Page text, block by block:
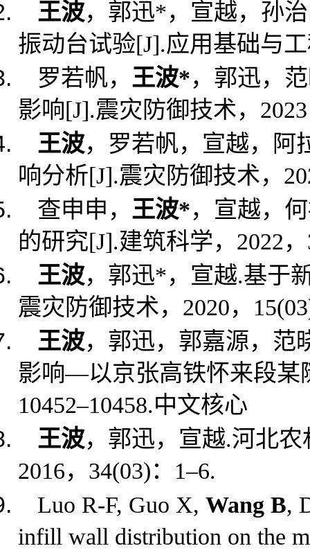
王波，郭迅*，宣越，孙
振动台试验[J].应用基础与
罗若帆， 王波*，郭迅，
影响[J].震灾防御技术， 2023
王波，罗若帆，宣越，阿
响分析[J].震灾防御技术，
查申申， 王波*，宣越，
的研究[J].建筑科学， 2022，
王波，郭迅*，宣越.基于
震灾防御技术， 2020，
王波，郭迅，郭嘉源，范
影响—以京张高铁怀来段某
10452–10458.中文核心
王波，郭迅，宣越.河北农
2016， 34(03)： 1–6.
Luo R-F, Guo X, Wang B,
infill wall distribution on the